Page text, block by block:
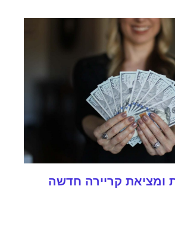
ומציאת קריירה חדשה